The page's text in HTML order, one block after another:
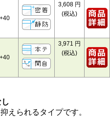
3,608 円
(税込)
3,971 円
(税込)
えられるタイプです。